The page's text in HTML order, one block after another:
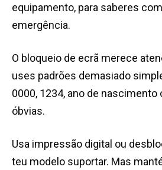
equipamento, para saberes
emergência.
O bloqueio de ecrã merece
uses padrões demasiado
0000, 1234, ano de
óbvias.
Usa impressão digital ou
teu modelo suportar. Mas